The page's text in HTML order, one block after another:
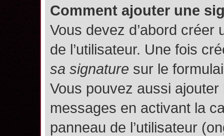
Comment ajouter une
Vous devez d’abord
de l’utilisateur. Une fois
sa signature sur le
Vous pouvez aussi
messages en activant la
panneau de l’utilisateur